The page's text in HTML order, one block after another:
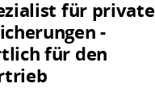
für private
-
für den